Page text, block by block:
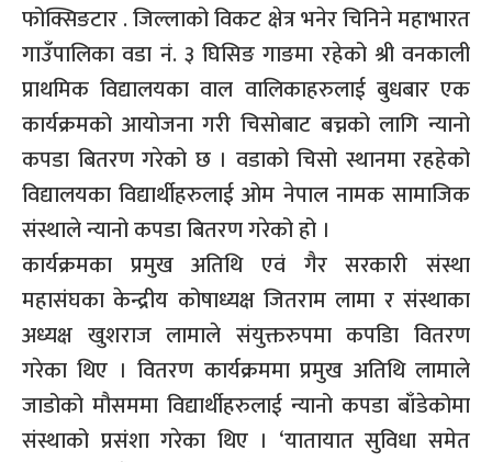
फोक्सिङटार . जिल्लाको विकट क्षेत्र भनेर चिनिने महाभारत
गाउँपालिका वडा नं. ३ घिसिङ गाङमा रहेको श्री वनकाली
प्राथमिक विद्यालयका वाल वालिकाहरुलाई बुधबार एक
कार्यक्रमको आयोजना गरी चिसोबाट बच्नको लागि न्यानो
कपडा बितरण गरेको छ । वडाको चिसो स्थानमा रहहेको
विद्यालयका विद्यार्थीहरुलाई ओम नेपाल नामक सामाजिक
संस्थाले न्यानो कपडा बितरण गरेको हो ।
कार्यक्रमका प्रमुख अतिथि एवं गैर सरकारी संस्था
महासंघका केन्द्रीय कोषाध्यक्ष जितराम लामा र संस्थाका
अध्यक्ष खुशराज लामाले संयुक्तरुपमा कपडिा वितरण
गरेका थिए । वितरण कार्यक्रममा प्रमुख अतिथि लामाले
जाडोको मौसममा विद्यार्थीहरुलाई न्यानो कपडा बाँडेकोमा
संस्थाको प्रसंशा गरेका थिए । ‘यातायात सुविधा समेत